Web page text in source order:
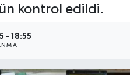
kontrol edildi.
- 18:55